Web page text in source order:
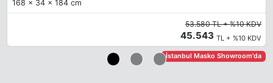
168 x 34 x 184 cm
53.580 TL + %10 KDV
45.543 TL + %10 KDV
İstanbul Masko Showroom'da